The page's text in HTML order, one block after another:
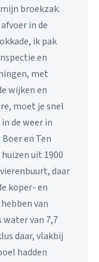
broekzak.
in de
ik pak
en
met
wijken en
moet je snel
de weer in
en Ten
uit 1900
daar
koper- en
van
van 7,7
daar, vlakbij
hadden